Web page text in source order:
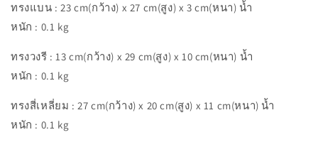
ทรงแบน : 23 cm(กว้าง) x 27 cm(สูง) x 3 cm(หนา) น้ำ
หนัก : 0.1 kg
ทรงวงรี : 13 cm(กว้าง) x 29 cm(สูง) x 10 cm(หนา) น้ำ
หนัก : 0.1 kg
ทรงสี่เหลี่ยม : 27 cm(กว้าง) x 20 cm(สูง) x 11 cm(หนา) น้ำ
หนัก : 0.1 kg